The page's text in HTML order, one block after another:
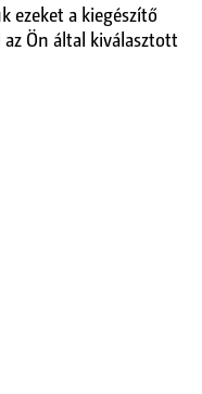
ezeket a kiegészítő
Ön által kiválasztott